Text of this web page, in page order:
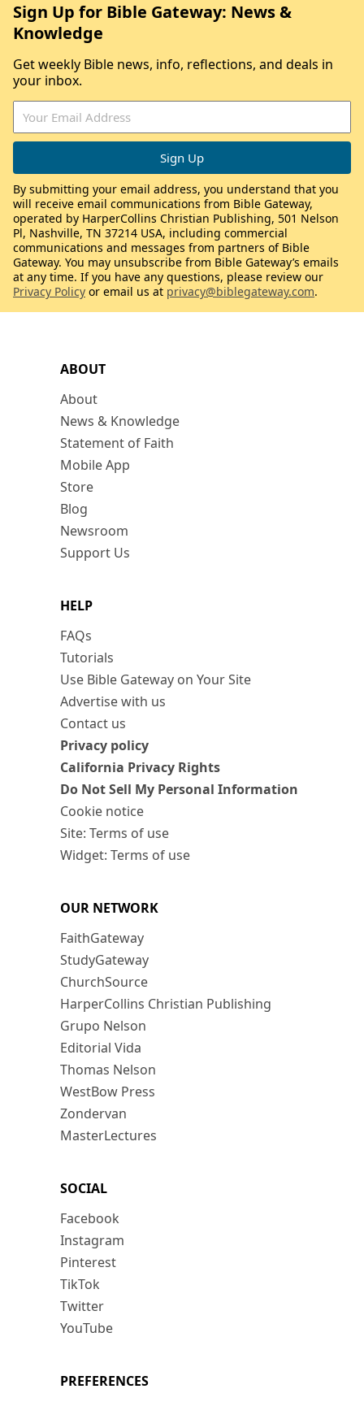
ABOUT
About
News & Knowledge
Statement of Faith
Mobile App
Store
Blog
Newsroom
Support Us
HELP
FAQs
Tutorials
Use Bible Gateway on Your Site
Advertise with us
Contact us
Privacy policy
California Privacy Rights
Do Not Sell My Personal Information
Cookie notice
Site: Terms of use
Widget: Terms of use
OUR NETWORK
FaithGateway
StudyGateway
ChurchSource
HarperCollins Christian Publishing
Grupo Nelson
Editorial Vida
Thomas Nelson
WestBow Press
Zondervan
MasterLectures
SOCIAL
Facebook
Instagram
Pinterest
TikTok
Twitter
YouTube
PREFERENCES
Sign Up for Bible Gateway: News &
Knowledge
Get weekly Bible news, info, reflections, and deals in
your inbox.
By submitting your email address, you understand that you
will receive email communications from Bible Gateway,
operated by HarperCollins Christian Publishing, 501 Nelson
Pl, Nashville, TN 37214 USA, including commercial
communications and messages from partners of Bible
Gateway. You may unsubscribe from Bible Gateway’s emails
at any time. If you have any questions, please review our
Privacy Policy or email us at privacy@biblegateway.com.